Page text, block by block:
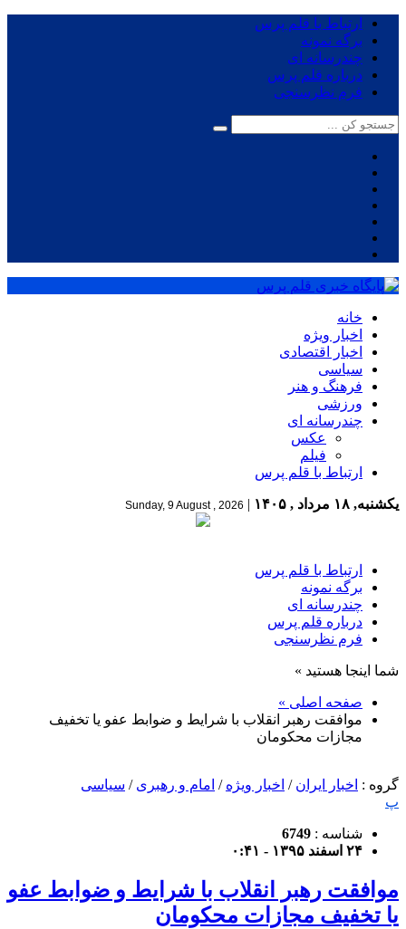
ارتباط با قلم پرس
برگه نمونه
چندرسانه ای
درباره قلم پرس
فرم نظرسنجی
خانه
اخبار ویژه
اخبار اقتصادی
سیاسی
فرهنگ و هنر
ورزشی
چندرسانه ای
عکس
فیلم
ارتباط با قلم پرس
یکشنبه, ۱۸ مرداد , ۱۴۰۵ |
Sunday, 9 August , 2026
ارتباط با قلم پرس
برگه نمونه
چندرسانه ای
درباره قلم پرس
فرم نظرسنجی
شما اینجا هستید »
صفحه اصلی »
موافقت رهبر انقلاب با شرایط و ضوابط عفو یا تخفیف
مجازات محکومان
گروه : اخبار ایران / اخبار ویژه / امام و رهبری / سیاسی
پ
شناسه : 6749
۲۴ اسفند ۱۳۹۵ - ۰:۴۱
موافقت رهبر انقلاب با شرایط و ضوابط عفو
یا تخفیف مجازات محکومان